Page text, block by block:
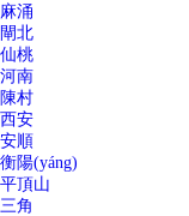
麻涌
閘北
仙桃
河南
陳村
西安
安順
衡陽(yáng)
平頂山
三角